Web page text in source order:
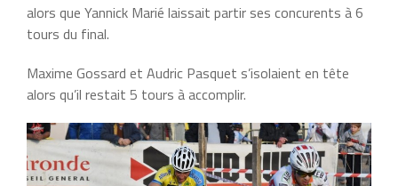
alors que Yannick Marié laissait partir ses concurents à 6
tours du final.
Maxime Gossard et Audric Pasquet s’isolaient en tête
alors qu’il restait 5 tours à accomplir.